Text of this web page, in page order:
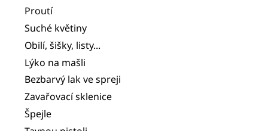
Proutí
Suché květiny
Obilí, šišky, listy...
Lýko na mašli
Bezbarvý lak ve spreji
Zavařovací sklenice
Špejle